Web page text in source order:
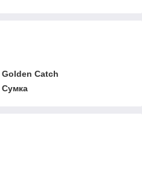
Golden Catch
Сумка